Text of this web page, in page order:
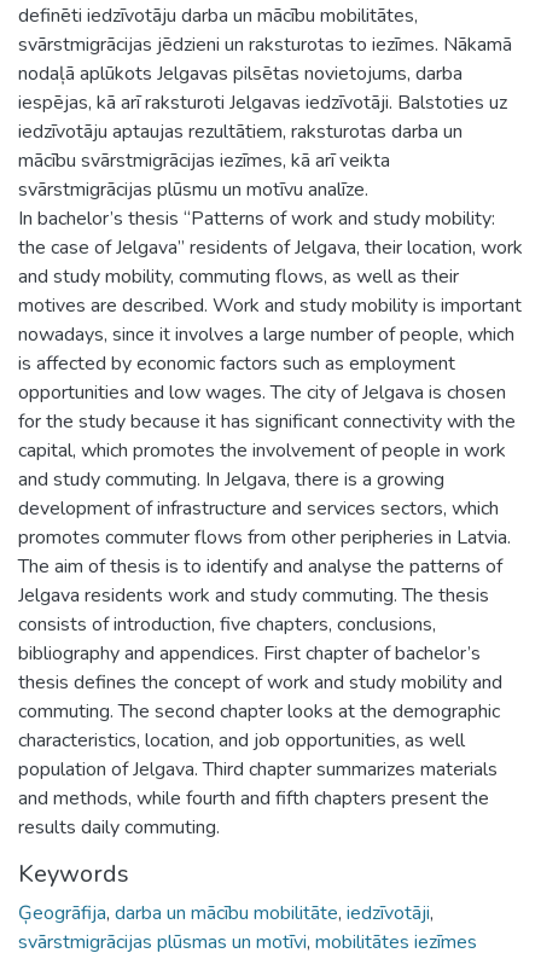
definēti iedzīvotāju darba un mācību mobilitātes,
svārstmigrācijas jēdzieni un raksturotas to iezīmes. Nākamā
nodaļā aplūkots Jelgavas pilsētas novietojums, darba
iespējas, kā arī raksturoti Jelgavas iedzīvotāji. Balstoties uz
iedzīvotāju aptaujas rezultātiem, raksturotas darba un
mācību svārstmigrācijas iezīmes, kā arī veikta
svārstmigrācijas plūsmu un motīvu analīze.
In bachelor’s thesis “Patterns of work and study mobility:
the case of Jelgava” residents of Jelgava, their location, work
and study mobility, commuting flows, as well as their
motives are described. Work and study mobility is important
nowadays, since it involves a large number of people, which
is affected by economic factors such as employment
opportunities and low wages. The city of Jelgava is chosen
for the study because it has significant connectivity with the
capital, which promotes the involvement of people in work
and study commuting. In Jelgava, there is a growing
development of infrastructure and services sectors, which
promotes commuter flows from other peripheries in Latvia.
The aim of thesis is to identify and analyse the patterns of
Jelgava residents work and study commuting. The thesis
consists of introduction, five chapters, conclusions,
bibliography and appendices. First chapter of bachelor’s
thesis defines the concept of work and study mobility and
commuting. The second chapter looks at the demographic
characteristics, location, and job opportunities, as well
population of Jelgava. Third chapter summarizes materials
and methods, while fourth and fifth chapters present the
results daily commuting.
Keywords
Ģeogrāfija, darba un mācību mobilitāte, iedzīvotāji,
svārstmigrācijas plūsmas un motīvi, mobilitātes iezīmes